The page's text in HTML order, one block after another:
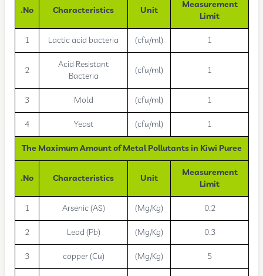
Measurement
Limit
Unit
Characteristics
No.
1
(cfu/ml)
Lactic acid bacteria
1
1
(cfu/ml)
Acid Resistant
Bacteria
2
1
(cfu/ml)
Mold
3
1
(cfu/ml)
Yeast
4
The Maximum Amount of Metal Pollutants in Kiwi Puree
Measurement
Limit
Unit
Characteristics
No.
0.2
(Mg/Kg)
Arsenic (AS)
1
0.3
(Mg/Kg)
Lead (Pb)
2
5
(Mg/Kg)
copper (Cu)
3